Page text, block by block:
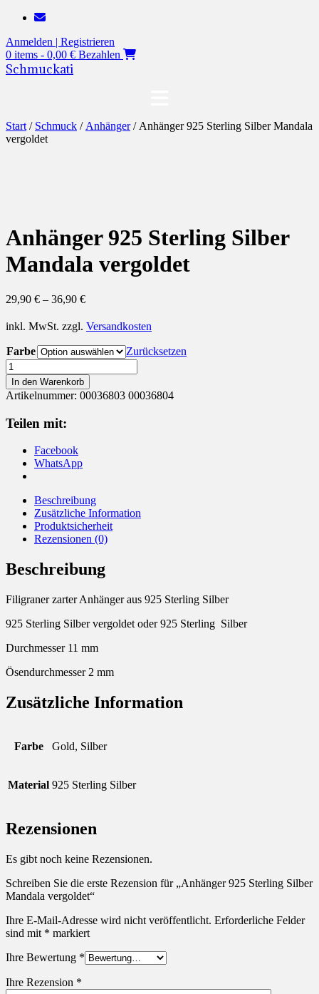
Zum
springen
Anmelden | Registrieren
0 items - 0,00 € Bezahlen
Schmuckati
Start / Schmuck / Anhänger/ Anhänger 925 Sterling Silber Mandala
vergoldet
Anhänger 925 Sterling Silber
Mandala vergoldet
29,90 € – 36,90 €
inkl. MwSt. zzgl. Versandkosten
Farbe
Zurücksetzen
Anhänger
925
Sterling
Silber
Mandala
vergoldet
In den Warenkorb
Artikelnummer: 00036803 00036804
Teilen mit:
Facebook
WhatsApp
Beschreibung
Zusätzliche Information
Produktsicherheit
Rezensionen (0)
Beschreibung
Filigraner zarter Anhänger aus 925 Sterling Silber
925 Sterling Silber vergoldet oder 925 Sterling Silber
Durchmesser 11 mm
Ösendurchmesser 2 mm
Zusätzliche Information
Farbe Gold, Silber
Material 925 Sterling Silber
Rezensionen
Es gibt noch keine Rezensionen.
Schreiben Sie die erste Rezension für „Anhänger 925 Sterling Silber
Mandala vergoldet“
Ihre E-Mail-Adresse wird nicht veröffentlicht. Erforderliche Felder
sind mit * markiert
Ihre Bewertung *
Ihre Rezension *